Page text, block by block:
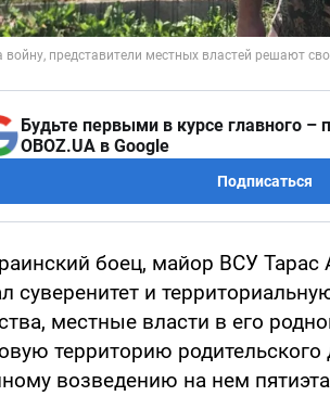
Будьте первыми в курсе главного –
OBOZ.UA в Google
Подписаться
боец, майор ВСУ
суверенитет и
местные власти в его
территорию родительского
возведению на нем